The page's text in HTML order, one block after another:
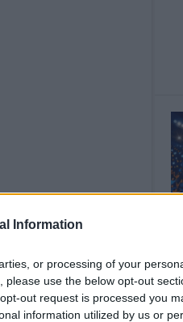
Information
or processing of your
use the below opt-out
out request is processed you
information utilized by us or
μπαίνει στην
και άλλο, καθώς
το ερώτημα για
του οποίου